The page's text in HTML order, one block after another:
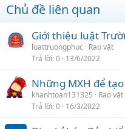
Chủ đề liên quan
Giới thiệu luật
luattruongphuc
Rao vặt
Trả lời 0 13/6/2022
Những MXH để
khanhtoan131325
Rao vặt
Trả lời 0 16/3/2022